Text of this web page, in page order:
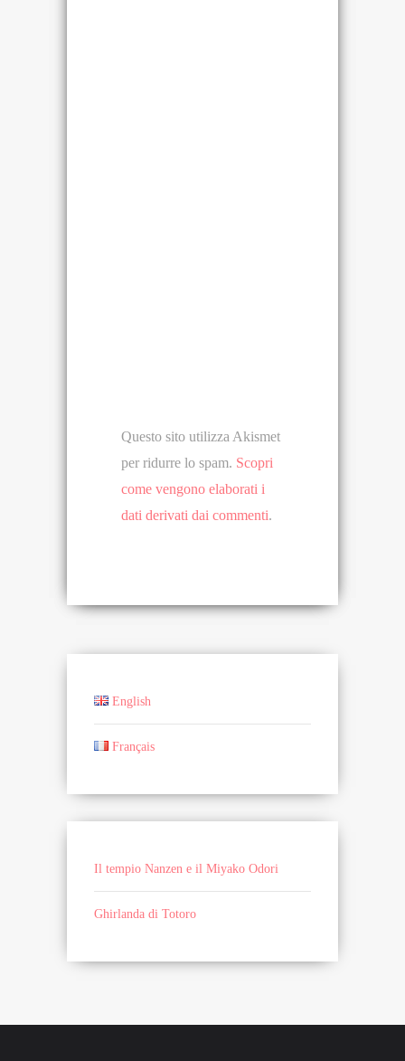
Questo sito utilizza Akismet
per ridurre lo spam. Scopri
come vengono elaborati i
dati derivati dai commenti.
English
Français
Il tempio Nanzen e il Miyako Odori
Ghirlanda di Totoro